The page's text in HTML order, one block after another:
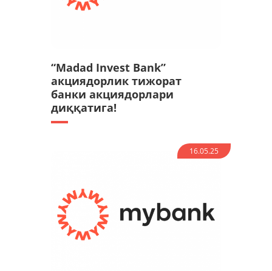
“Madad Invest Bank”
акциядорлик тижорат
банки акциядорлари
диққатига!
16.05.25